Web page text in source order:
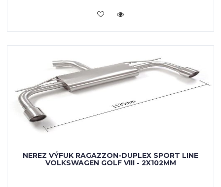
KOUPIT
NEREZ VÝFUK RAGAZZON-DUPLEX SPORT LINE
VOLKSWAGEN GOLF VIII - 2X102MM